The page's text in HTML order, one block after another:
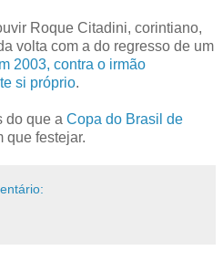
Roque Citadini, corintiano,
volta com a do regresso de um
2003, contra o irmão
si próprio.
do que a Copa do Brasil de
que festejar.